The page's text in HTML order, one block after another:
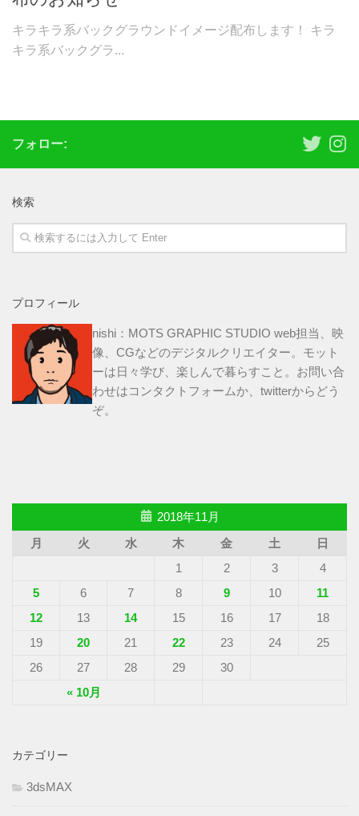
キラキラ系バックグラウンドイメージ配布します！ キラ
キラ系バックグラ...
フォロー:
検索
プロフィール
nishi：MOTS GRAPHIC STUDIO web担当、映
像、CGなどのデジタルクリエイター。モット
ーは日々学び、楽しんで暮らすこと。お問い合
わせはコンタクトフォームか、 twitterからどう
ぞ。
2018年11月
月
火 水 木 金 土 日
« 10月
1 2 3
4
5
6 7 8 9 10
11
12
13 14 15 16 17
18
19
20 21 22 23 24
25
26
27 28 29 30
カテゴリー
3dsMAX